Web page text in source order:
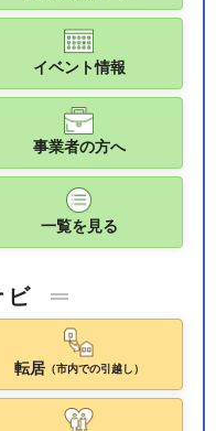
イベント情報
事業者の方へ
一覧を見る
ビ
転居（市内での引越し）